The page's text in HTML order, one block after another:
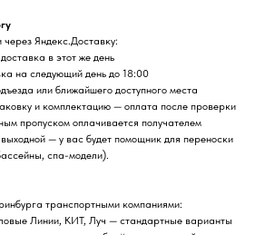
Яндекс.Доставку:
в этот же день
на следующий день до 18:00
или ближайшего доступного места
и комплектацию — оплата после проверки
пропуском оплачивается получателем
— у вас будет помощник для переноски
спа-модели).
транспортными компаниями:
Линии, КИТ, Луч — стандартные варианты